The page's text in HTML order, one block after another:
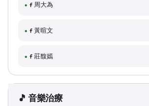
周大為
黃暄文
莊馥嫣
🎵 音樂治療